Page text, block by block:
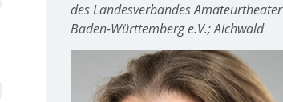
des Landesverbandes Amateurtheater
Baden-Württemberg e.V.; Aichwald